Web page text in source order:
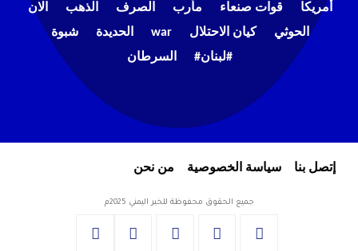
أمريكا
قوات صنعاء مأرب الصرف الذهب
الان
الحوثي
كيان الاحتلال war الحديدة
شبوة
#لبنان#
السرطان
إتصل بنا سياسة الخصوصية من نحن
جميع الحقوق محفوظة للخبر اليمني 2025م